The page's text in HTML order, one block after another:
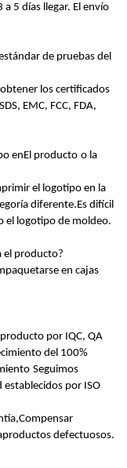
a 5 días llegar. El envío
de pruebas del
los certificados
EMC, FCC, FDA,
enEl producto o la
el logotipo en la
diferente.Es difícil
el logotipo de moldeo.
el producto?
en cajas
por IQC, QA
del 100%
Seguimos
por ISO
Compensar
productos defectuosos.